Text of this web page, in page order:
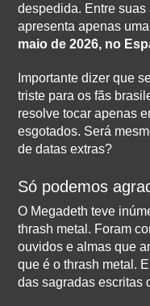
despedida. Entre
apresenta apenas
maio de 2026, no
Importante dizer que
triste para os fãs
resolve tocar apenas
esgotados. Será
de datas extras?
Só podemos
O Megadeth teve
thrash metal. Foram
ouvidos e almas que
que é o thrash metal.
das sagradas escritas